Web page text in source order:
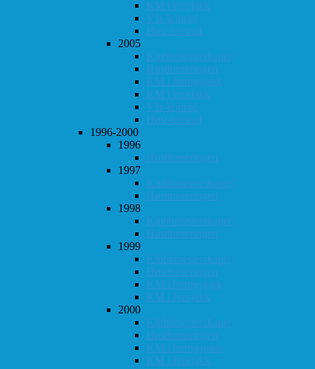
KM i lynsjakk
Vår-konrad
Høst-konrad
2005
Klubbmesterskapet
Høstturneringen
KM i hurtigsjakk
KM i lynsjakk
Vår-konrad
Høst-konrad
1996-2000
1996
Høstturneringen
1997
Klubbmesterskapet
Høstturneringen
1998
Klubbmesterskapet
Høstturneringen
1999
Klubbmesterskapet
Høstturneringen
KM i hurtigsjakk
KM i lynsjakk
2000
Klubbmesterskapet
Høstturneringen
KM i hurtigsjakk
KM i lynsjakk